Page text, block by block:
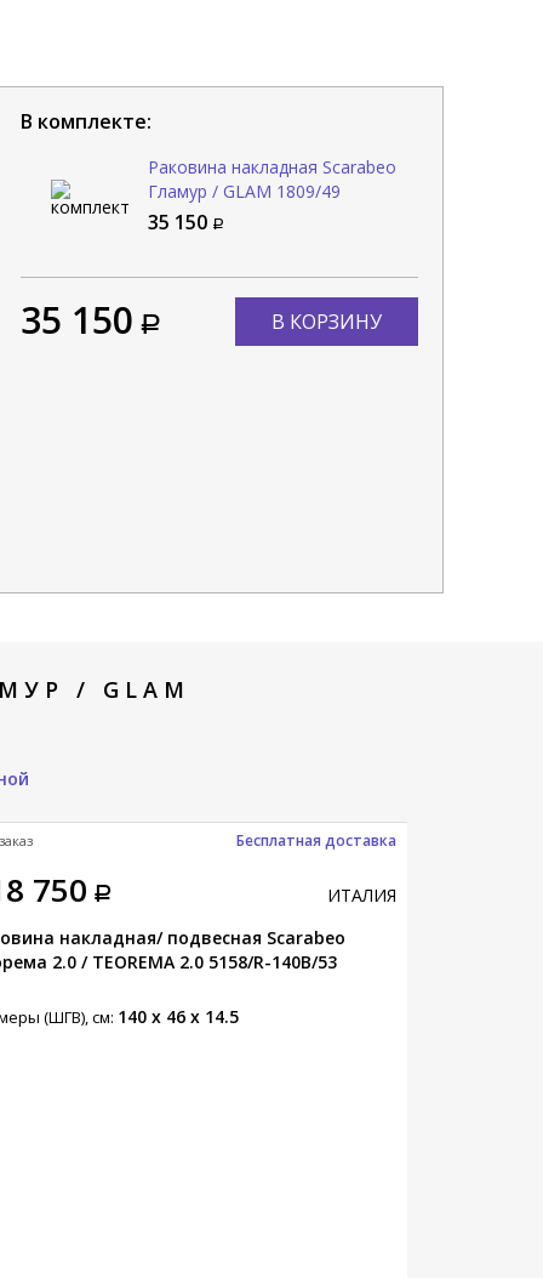
В комплекте:
Раковина накладная Scarabeo
Гламур / GLAM 1809/49
35 150
35 150 В КОРЗИНУ
/ GLAM
750
ИТАЛИЯ
накладная/ подвесная Scarabeo
2.0 / TEOREMA 2.0 5158/R-140B/53
(ШГВ), см: 140 x 46 x 14.5
Бесплатная доставка